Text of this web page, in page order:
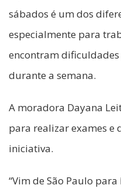
sábados é um dos
especialmente para
encontram
durante a semana.
A moradora Dayana
para realizar exames e
iniciativa.
“Vim de São Paulo